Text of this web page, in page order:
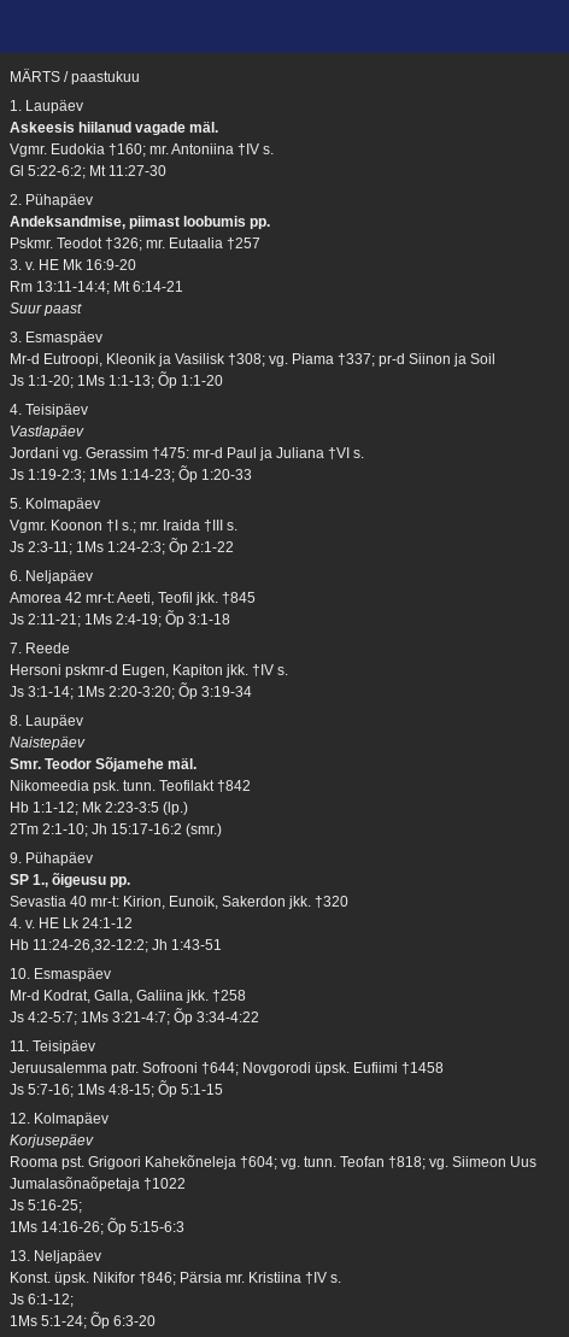
MÄRTS / paastukuu
1. Laupäev
Askeesis hiilanud vagade mäl.
Vgmr. Eudokia †160; mr. Antoniina †IV s.
Gl 5:22-6:2; Mt 11:27-30
2. Pühapäev
Andeksandmise, piimast loobumis pp.
Pskmr. Teodot †326; mr. Eutaalia †257
3. v. HE Mk 16:9-20
Rm 13:11-14:4; Mt 6:14-21
Suur paast
3. Esmaspäev
Mr-d Eutroopi, Kleonik ja Vasilisk †308; vg. Piama †337; pr-d Siinon ja Soil
Js 1:1-20; 1Ms 1:1-13; Õp 1:1-20
4. Teisipäev
Vastlapäev
Jordani vg. Gerassim †475: mr-d Paul ja Juliana †VI s.
Js 1:19-2:3; 1Ms 1:14-23; Õp 1:20-33
5. Kolmapäev
Vgmr. Koonon †I s.; mr. Iraida †III s.
Js 2:3-11; 1Ms 1:24-2:3; Õp 2:1-22
6. Neljapäev
Amorea 42 mr-t: Aeeti, Teofil jkk. †845
Js 2:11-21; 1Ms 2:4-19; Õp 3:1-18
7. Reede
Hersoni pskmr-d Eugen, Kapiton jkk. †IV s.
Js 3:1-14; 1Ms 2:20-3:20; Õp 3:19-34
8. Laupäev
Naistepäev
Smr. Teodor Sõjamehe mäl.
Nikomeedia psk. tunn. Teofilakt †842
Hb 1:1-12; Mk 2:23-3:5 (lp.)
2Tm 2:1-10; Jh 15:17-16:2 (smr.)
9. Pühapäev
SP 1., õigeusu pp.
Sevastia 40 mr-t: Kirion, Eunoik, Sakerdon jkk. †320
4. v. HE Lk 24:1-12
Hb 11:24-26,32-12:2; Jh 1:43-51
10. Esmaspäev
Mr-d Kodrat, Galla, Galiina jkk. †258
Js 4:2-5:7; 1Ms 3:21-4:7; Õp 3:34-4:22
11. Teisipäev
Jeruusalemma patr. Sofrooni †644; Novgorodi üpsk. Eufiimi †1458
Js 5:7-16; 1Ms 4:8-15; Õp 5:1-15
12. Kolmapäev
Korjusepäev
Rooma pst. Grigoori Kahekõneleja †604; vg. tunn. Teofan †818; vg. Siimeon Uus
Jumalasõnaõpetaja †1022
Js 5:16-25;
1Ms 14:16-26; Õp 5:15-6:3
13. Neljapäev
Konst. üpsk. Nikifor †846; Pärsia mr. Kristiina †IV s.
Js 6:1-12;
1Ms 5:1-24; Õp 6:3-20